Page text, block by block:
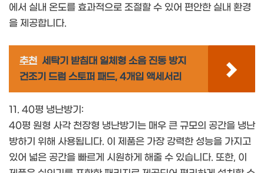
에서 실내 온도를 효과적으로 조절할 수 있어 편안한 실내 환경
을 제공합니다.
추천 세탁기 받침대 일체형 소음 진동 방지
건조기 드럼 스토퍼 패드, 4개입 액세서리
11. 40평 냉난방기:
40평 원형 사각 천장형 냉난방기는 매우 큰 규모의 공간을 냉난
방하기 위해 사용됩니다. 이 제품은 가장 강력한 성능을 가지고
있어 넓은 공간을 빠르게 시원하게 해줄 수 있습니다. 또한, 이